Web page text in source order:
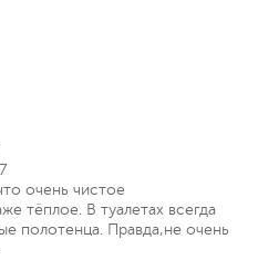
7
очень чистое
тёплое. В туалетах всегда
полотенца. Правда,не очень